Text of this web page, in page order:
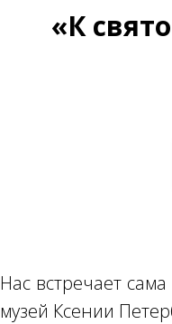
«К
Нас встречает
музей Ксении